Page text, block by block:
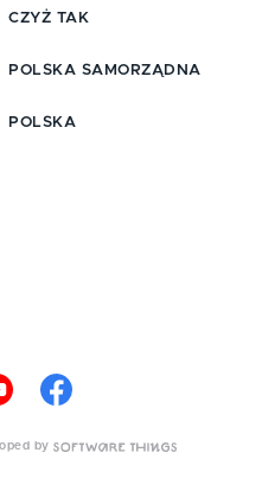
CZYŻ TAK
POLSKA SAMORZĄDNA
POLSKA
by